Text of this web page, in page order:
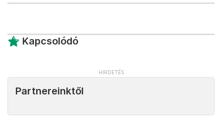
Kapcsolódó
Partnereinktől